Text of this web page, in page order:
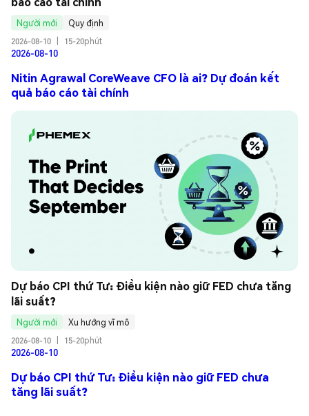
Người mới
Quy định
2026-08-10
15-20phút
2026-08-10
Nitin Agrawal CoreWeave CFO là ai? Dự đoán kết
quả báo cáo tài chính
Dự báo CPI thứ Tư: Điều kiện nào giữ FED chưa tăng
lãi suất?
Người mới
Xu hướng vĩ mô
2026-08-10
15-20phút
2026-08-10
Dự báo CPI thứ Tư: Điều kiện nào giữ FED chưa
tăng lãi suất?